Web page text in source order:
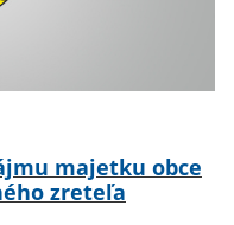
majetku obce
zreteľa